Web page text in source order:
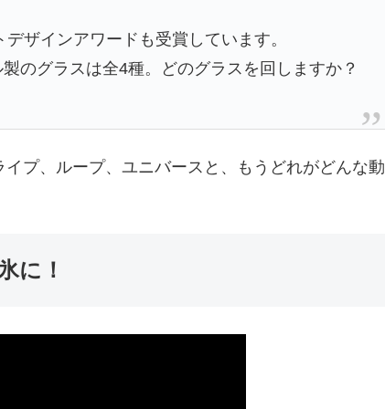
ザインアワードも受賞しています。
のグラスは全4種。どのグラスを回しますか？
プ、ループ、ユニバースと、もうどれがどんな動
に！